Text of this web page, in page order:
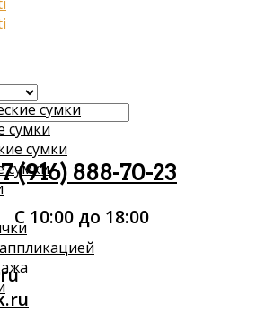
(916) 888-70-23
С 10:00 до 18:00
сумки
сумки
сумки
сумки